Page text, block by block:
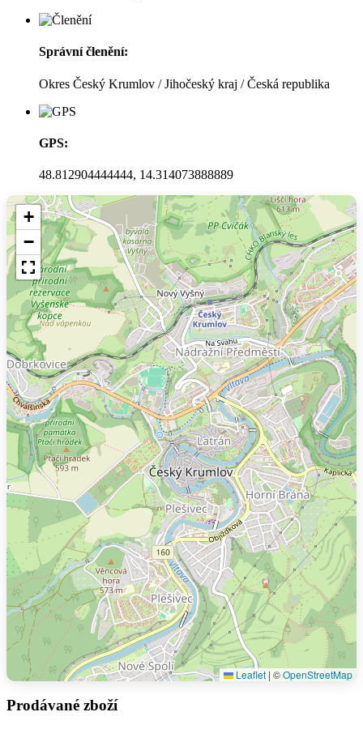
Správní členění:
Okres Český Krumlov / Jihočeský kraj / Česká republika
GPS:
48.812904444444, 14.314073888889
+
−
Leaflet | ©OpenStreetMap
Prodávané zboží